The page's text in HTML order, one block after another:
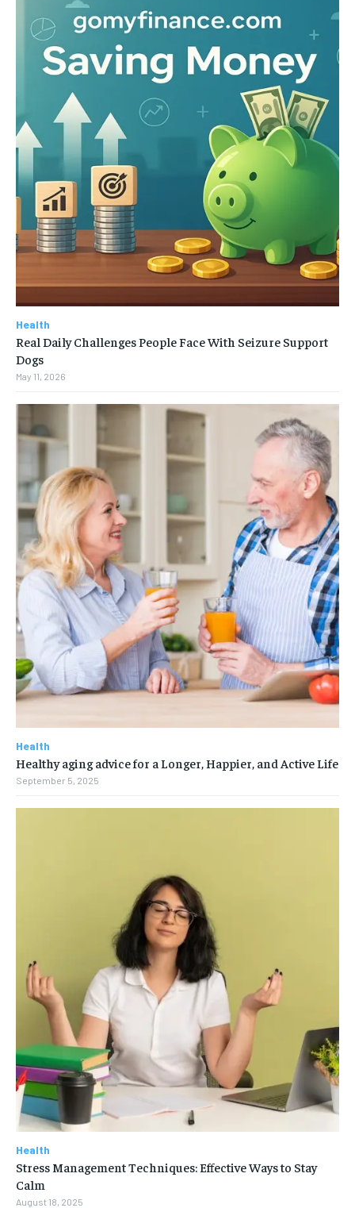
Health
Real Daily Challenges People Face With Seizure Support
Dogs
May 11, 2026
Health
Healthy aging advice for a Longer, Happier, and Active Life
September 5, 2025
Health
Stress Management Techniques: Effective Ways to Stay
Calm
August 18, 2025